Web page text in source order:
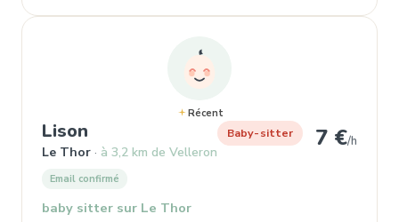
Récent
Lison , Baby-sitter à Le Thor
Le Thor à 3,2 km de Velleron
Baby-sitter 7 €/h
Email confirmé
baby sitter sur Le Thor